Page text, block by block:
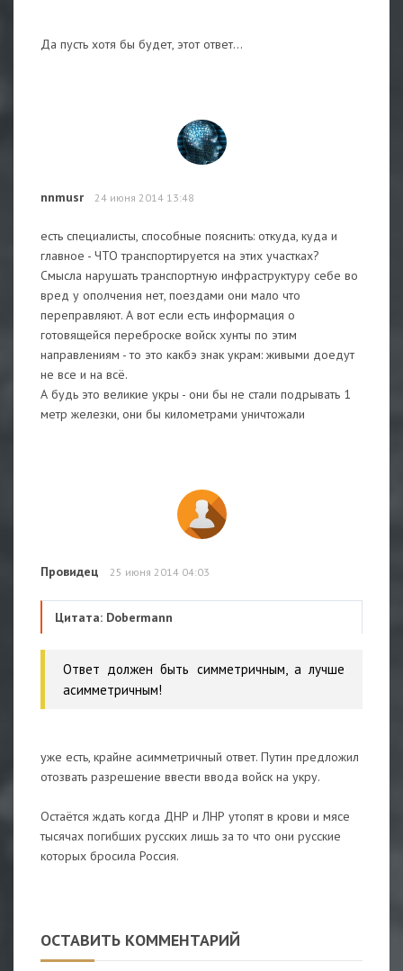
Да пусть хотя бы будет, этот ответ...
nnmusr 24 июня 2014 13:48
есть специалисты, способные пояснить: откуда, куда и
главное - ЧТО транспортируется на этих участках?
Смысла нарушать транспортную инфраструктуру себе во
вред у ополчения нет, поездами они мало что
переправляют. А вот если есть информация о
готовящейся переброске войск хунты по этим
направлениям - то это какбэ знак украм: живыми доедут
не все и на всё.
А будь это великие укры - они бы не стали подрывать 1
метр железки, они бы километрами уничтожали
Провидец 25 июня 2014 04:03
Цитата: Dobermann
Ответ должен быть симметричным, а лучше
асимметричным!
уже есть, крайне асимметричный ответ. Путин предложил
отозвать разрешение ввести ввода войск на укру.
Остаётся ждать когда ДНР и ЛНР утопят в крови и мясе
тысячах погибших русских лишь за то что они русские
которых бросила Россия.
ОСТАВИТЬ КОММЕНТАРИЙ